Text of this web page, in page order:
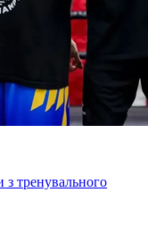
з тренувального